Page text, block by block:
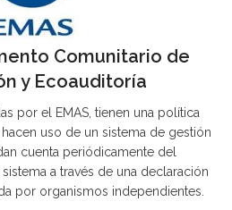
Comunitario de
y Ecoauditoría
por el EMAS, tienen una política
uso de un sistema de gestión
cuenta periódicamente del
a través de una declaración
por organismos independientes.